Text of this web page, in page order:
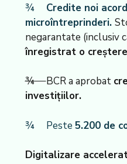
¾ Credite noi
microîntreprinderi.
negarantate (inclusiv
înregistrat o
¾BCR a aprobat
investițiilor.
¾ Peste 5.200 de
Digitalizare